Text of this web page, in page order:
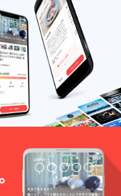
ケージ
デザイ
ンは変
更にな
る可能
性があ
ります